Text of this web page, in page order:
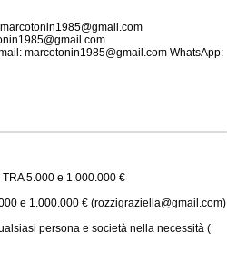
marcotonin1985@gmail.com WhatsApp:
5.000 e 1.000.000 €
e 1.000.000 € (rozzigraziella@gmail.com)
persona e società nella necessità (